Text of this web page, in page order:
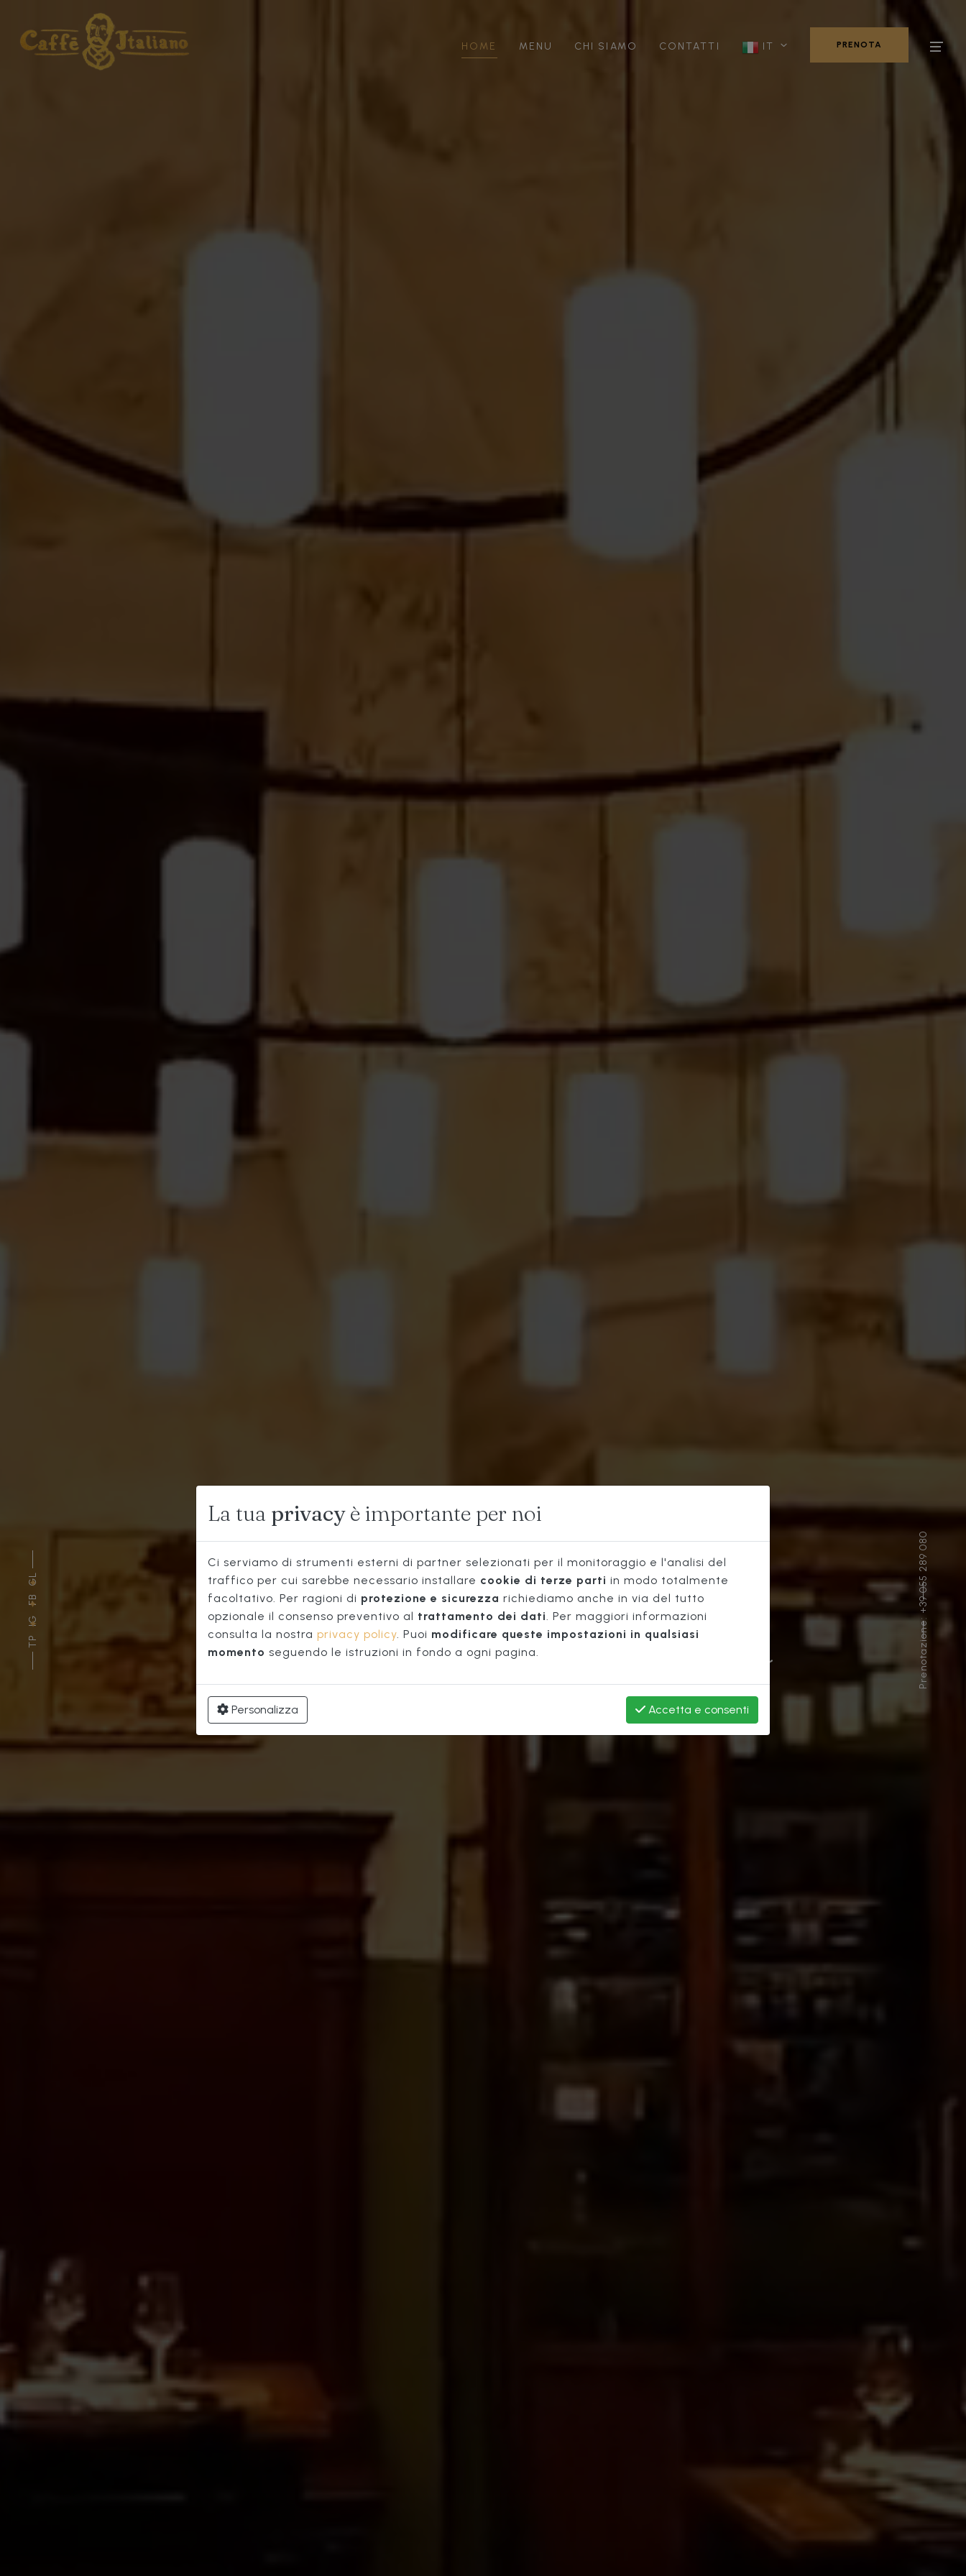
HOME MENU CHI SIAMO CONTATTI IT PRENOTA
PRENOTA
GL
FB
IG
TP Prenotazione: +39 055 289 080
OSTERIA
TIPICA
Palazzo Vecchio
La tua privacy è importante per noi
Ci serviamo di strumenti esterni di partner selezionati per il monitoraggio e l'analisi del
traffico per cui sarebbe necessario installare cookie di terze parti in modo totalmente
facoltativo. Per ragioni di protezione e sicurezza richiediamo anche in via del tutto
opzionale il consenso preventivo al trattamento dei dati . Per maggiori informazioni
consulta la nostra privacy policy . Puoi modificare queste impostazioni in qualsiasi
momento seguendo le istruzioni in fondo a ogni pagina.
Personalizza Accetta e consenti